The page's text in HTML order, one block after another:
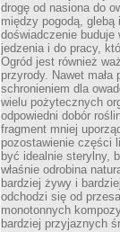
drogę od nasiona do
między pogodą, glebą
doświadczenie
jedzenia i do pracy,
Ogród jest również
przyrody. Nawet
schronieniem dla
wielu pożytecznych
odpowiedni dobór
fragment mniej
pozostawienie części
być idealnie sterylny,
właśnie odrobina
bardziej żywy i
odchodzi się od
monotonnych
bardziej przyjaznych